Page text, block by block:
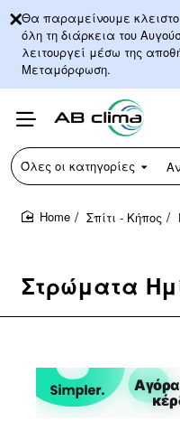
Θα παραμείνουμε
όλη τη διάρκεια του
λειτουργεί μέσω της
Μεταμόρφωση.
Όλες οι κατηγορίες
Αναζήτηση...
Στρώματα
Σπίτι - Κήπος